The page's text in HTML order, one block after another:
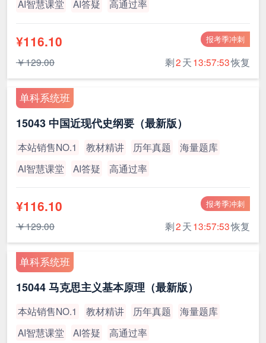
AI智慧课堂
AI答疑 高通过率
报考季冲刺
¥116.10
￥129.00 剩2天13:57:53恢复
单科系统班
15043 中国近现代史纲要（最新版）
本站销售NO.1 教材精讲 历年真题
海量题库
AI智慧课堂
AI答疑 高通过率
报考季冲刺
¥116.10
￥129.00 剩2天13:57:53恢复
单科系统班
15044 马克思主义基本原理（最新版）
本站销售NO.1 教材精讲 历年真题
海量题库
AI智慧课堂
AI答疑 高通过率